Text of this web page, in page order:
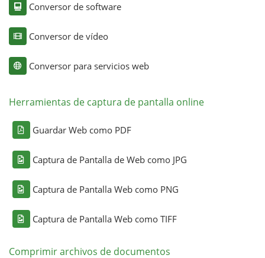
Conversor de software
Conversor de vídeo
Conversor para servicios web
Herramientas de captura de pantalla online
Guardar Web como PDF
Captura de Pantalla de Web como JPG
Captura de Pantalla Web como PNG
Captura de Pantalla Web como TIFF
Comprimir archivos de documentos